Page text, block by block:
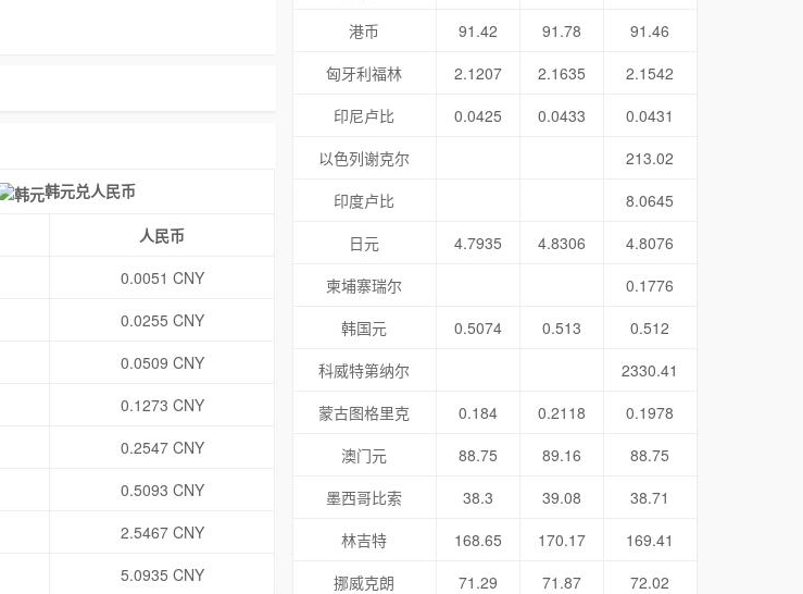
韩元兑人民币
人民币
0.0051 CNY
0.0255 CNY
0.0509 CNY
0.1273 CNY
0.2547 CNY
0.5093 CNY
2.5467 CNY
5.0935 CNY
港币
91.42 91.78
91.46
匈牙利福林
2.1207 2.1635
2.1542
印尼卢比
0.0425 0.0433
0.0431
以色列谢克尔
213.02
印度卢比
8.0645
日元
4.7935 4.8306
4.8076
柬埔寨瑞尔
0.1776
韩国元
0.5074 0.513
0.512
科威特第纳尔
2330.41
蒙古图格里克
0.184 0.2118
0.1978
澳门元
88.75 89.16
88.75
墨西哥比索
38.3 39.08
38.71
林吉特
168.65 170.17
169.41
挪威克朗
71.29 71.87
72.02